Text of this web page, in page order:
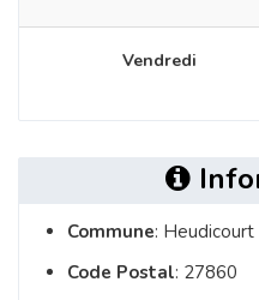
Vendredi
Commune: Heudicourt
Code Postal: 27860